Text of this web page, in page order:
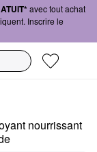
avec tout achat
Inscrire le
nourrissant